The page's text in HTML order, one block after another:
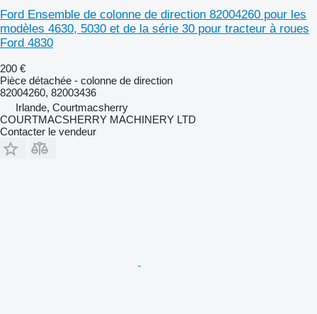
Ford Ensemble de colonne de direction 82004260 pour les
modèles 4630, 5030 et de la série 30 pour tracteur à roues
Ford 4830
200 €
Pièce détachée - colonne de direction
82004260, 82003436
Irlande, Courtmacsherry
COURTMACSHERRY MACHINERY LTD
Contacter le vendeur